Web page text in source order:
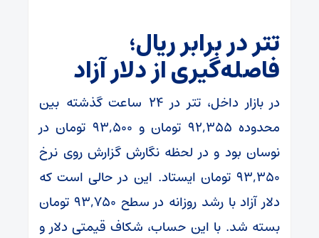
تتر در برابر ریال؛
فاصله‌گیری از دلار آزاد
در بازار داخل، تتر در ۲۴ ساعت گذشته بین
محدوده ۹۲,۳۵۵ تومان و ۹۳,۵۰۰ تومان در
نوسان بود و در لحظه نگارش گزارش روی نرخ
۹۳,۳۵۰ تومان ایستاد. این در حالی است که
دلار آزاد با رشد روزانه در سطح ۹۳,۷۵۰ تومان
بسته شد. با این حساب، شکاف قیمتی دلار و